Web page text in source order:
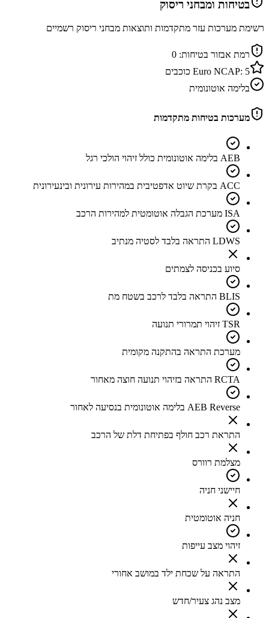
בטיחות ומבחני ריסוק
רשימת מערכות עזר מתקדמות ותוצאות מבחני ריסוק רשמיים
רמת אבזור בטיחות: 0
Euro NCAP: 5
כוכבים
בלימה אוטונומית
מערכות בטיחות מתקדמות
AEB בלימה אוטונומית כולל זיהוי הולכי רגל
ACC בקרת שיוט אדפטיבית במהירות עירונית ובינעירונית
ISA מערכת הגבלה אוטומטית למהירות הרכב
LDWS התראה בלבד לסטיה מנתיב
סיוע בכניסה לצמתים
BLIS התראה בלבד לרכב בשטח מת
TSR זיהוי תמרורי תנועה
מערכת התראה בהתקנה מקומית
RCTA התראה בזיהוי תנועה חוצה מאחור
AEB Reverse בלימה אוטונומית בנסיעה לאחור
התראת רכב חולף בפתיחת דלת של הרכב
מצלמת רוורס
חיישני חניה
חניה אוטומטית
זיהוי מצב עייפות
התראה על שכחת ילד במושב אחורי
מצב נהג צעיר/חדש